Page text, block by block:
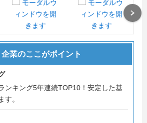
人材サービス（派遣・紹介）2位 に
いく中で必要不可欠な「衣・食・住」
建設の仕事に携わっています！
企業のここがポイント
ンキング5年連続TOP10！安定した基
す。